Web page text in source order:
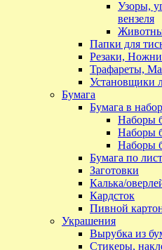
Узоры,
вензеля
Папки для
Резаки,
Трафареты,
Установщики
Бумага
Бумага в
Наборы
Наборы
Наборы
Бумага по
Заготовки
Калька/
Кардсток
Пивной
Украшения
Вырубка из
Стикеры,